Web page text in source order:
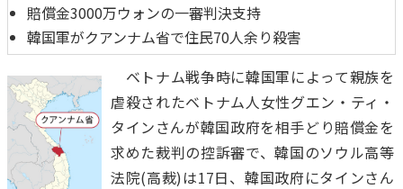
賠償金3000万ウォンの一審判決支持
韓国軍がクアンナム省で住民70人余り殺害
ベトナム戦争時に韓国軍によって親族を
虐殺されたベトナム人女性グエン・ティ・
タインさんが韓国政府を相手どり賠償金を
求めた裁判の控訴審で、韓国のソウル高等
法院(高裁)は17日、韓国政府にタインさん